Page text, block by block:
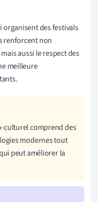
organisent des festivals
renforcent non
aussi le respect des
meilleure
culturel comprend des
modernes tout
peut améliorer la